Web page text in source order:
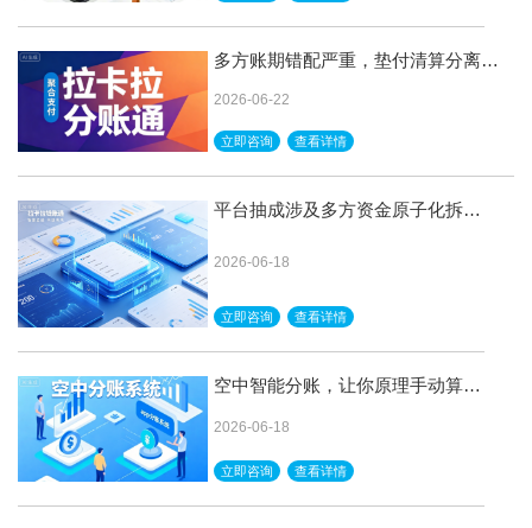
多方账期错配严重，垫付清算分离不
2026-06-22
立即咨询 查看详情
平台抽成涉及多方资金原子化拆
2026-06-18
立即咨询 查看详情
空中智能分账，让你原理手动算
2026-06-18
立即咨询 查看详情